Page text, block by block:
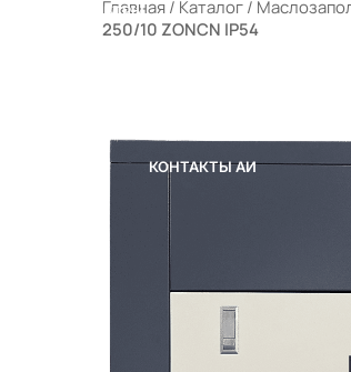
Главная / Каталог /
250/10 ZONCN IP54
ФИЛЬТРЫ
КОНТАКТЫ АИ